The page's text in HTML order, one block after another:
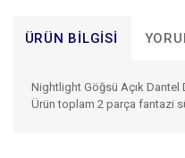
ÜRÜN BILGISI
Nightlight Göğsü Açık Dantel
Ürün toplam 2 parça fantazi